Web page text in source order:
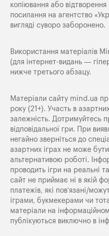
копіювання або відтворення
посилання на агентство
вигляді суворо заборонено.
Використання матеріалів
(для інтернет-видань —
нижче третього абзацу.
Матеріали сайту mind.ua
року (21+). Участь в
залежність. Дотримуйтесь
відповідальної гри. При
негайно зверніться до
азартних іграх не може
альтернативою роботі.
проводить ігри на реальні
сайт не приймає ні в якій
платежів, які пов’язані/
іграми, букмекерами чи
матеріали на
публікуються виключно в